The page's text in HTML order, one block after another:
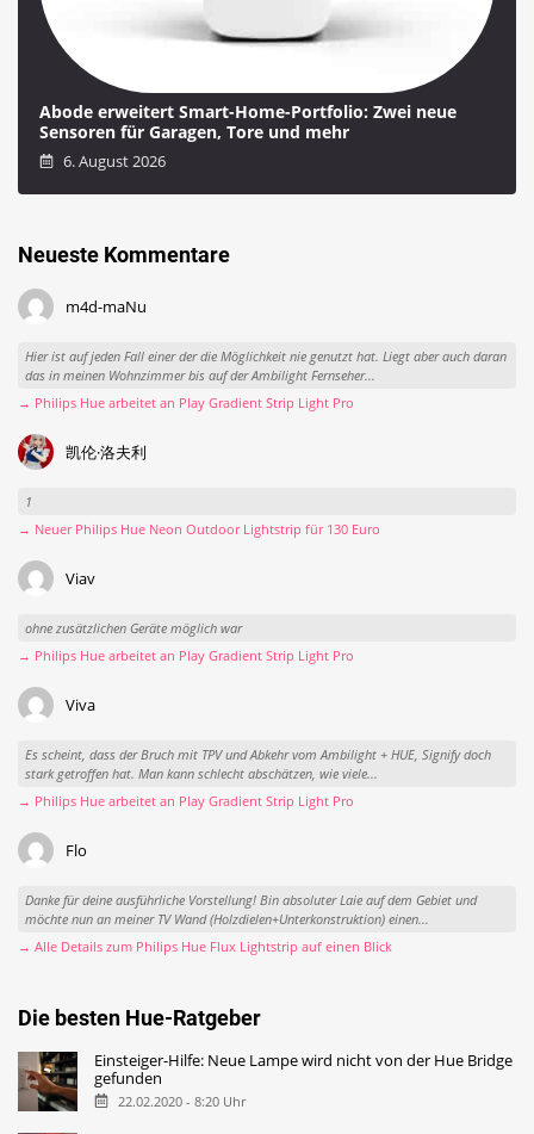
Abode erweitert Smart-Home-Portfolio: Zwei neue
Sensoren für Garagen, Tore und mehr
6. August 2026
Neueste Kommentare
m4d-maNu
Hier ist auf jeden Fall einer der die Möglichkeit nie genutzt hat. Liegt aber auch daran
das in meinen Wohnzimmer bis auf der Ambilight Fernseher...
→ Philips Hue arbeitet an Play Gradient Strip Light Pro
凯伦·洛夫利
1
→ Neuer Philips Hue Neon Outdoor Lightstrip für 130 Euro
Viav
ohne zusätzlichen Geräte möglich war
→ Philips Hue arbeitet an Play Gradient Strip Light Pro
Viva
Es scheint, dass der Bruch mit TPV und Abkehr vom Ambilight + HUE, Signify doch
stark getroffen hat. Man kann schlecht abschätzen, wie viele...
→ Philips Hue arbeitet an Play Gradient Strip Light Pro
Flo
Danke für deine ausführliche Vorstellung! Bin absoluter Laie auf dem Gebiet und
möchte nun an meiner TV Wand (Holzdielen+Unterkonstruktion) einen...
→ Alle Details zum Philips Hue Flux Lightstrip auf einen Blick
Die besten Hue-Ratgeber
Einsteiger-Hilfe: Neue Lampe wird nicht von der Hue Bridge
gefunden
22.02.2020 - 8:20 Uhr